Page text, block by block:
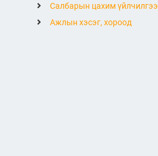
Салбарын цахим үйлчилгээ
Ажлын хэсэг, хороод